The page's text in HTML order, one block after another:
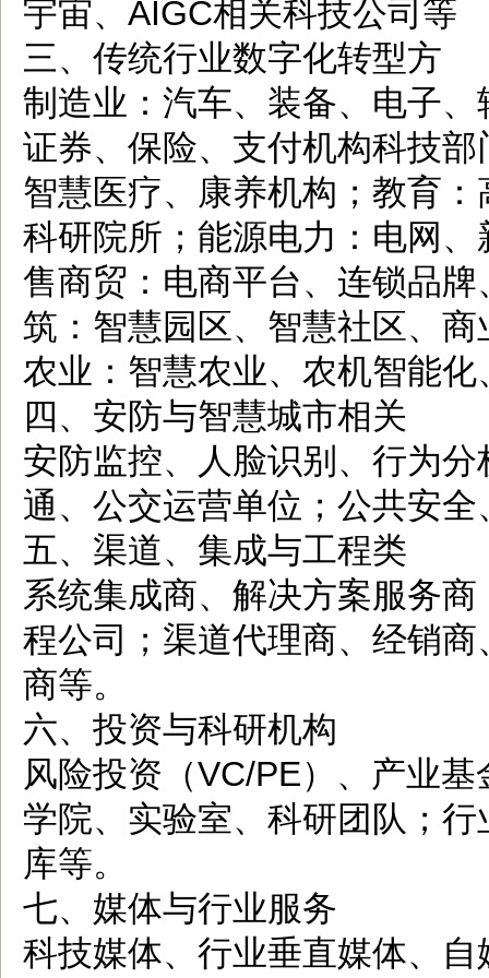
宇宙、AIGC相关科技公司等
三、传统行业数字化转型方
制造业：汽车、装备、电子
证券、保险、支付机构科技
智慧医疗、康养机构；教育
科研院所；能源电力：电网
售商贸：电商平台、连锁品
筑：智慧园区、智慧社区、
农业：智慧农业、农机智能
四、安防与智慧城市相关
安防监控、人脸识别、行为
通、公交运营单位；公共安
五、渠道、集成与工程类
系统集成商、解决方案服务
程公司；渠道代理商、经销
商等。
六、投资与科研机构
风险投资（VC/PE）、产业
学院、实验室、科研团队；
库等。
七、媒体与行业服务
科技媒体、行业垂直媒体、